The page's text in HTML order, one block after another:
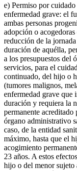
e) Permiso por
enfermedad grave: el
ambas personas
adopción o
reducción de la
duración de aquélla,
a los presupuestos del
servicios, para el
continuado, del hijo o
(tumores malignos,
enfermedad grave que
duración y requiera la
permanente
órgano administrativo
caso, de la entidad
máximo, hasta que el
acogimiento
23 años. A estos
hijo o del menor sujeto